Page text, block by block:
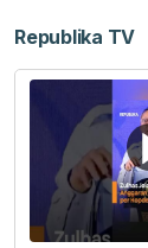
Republika TV